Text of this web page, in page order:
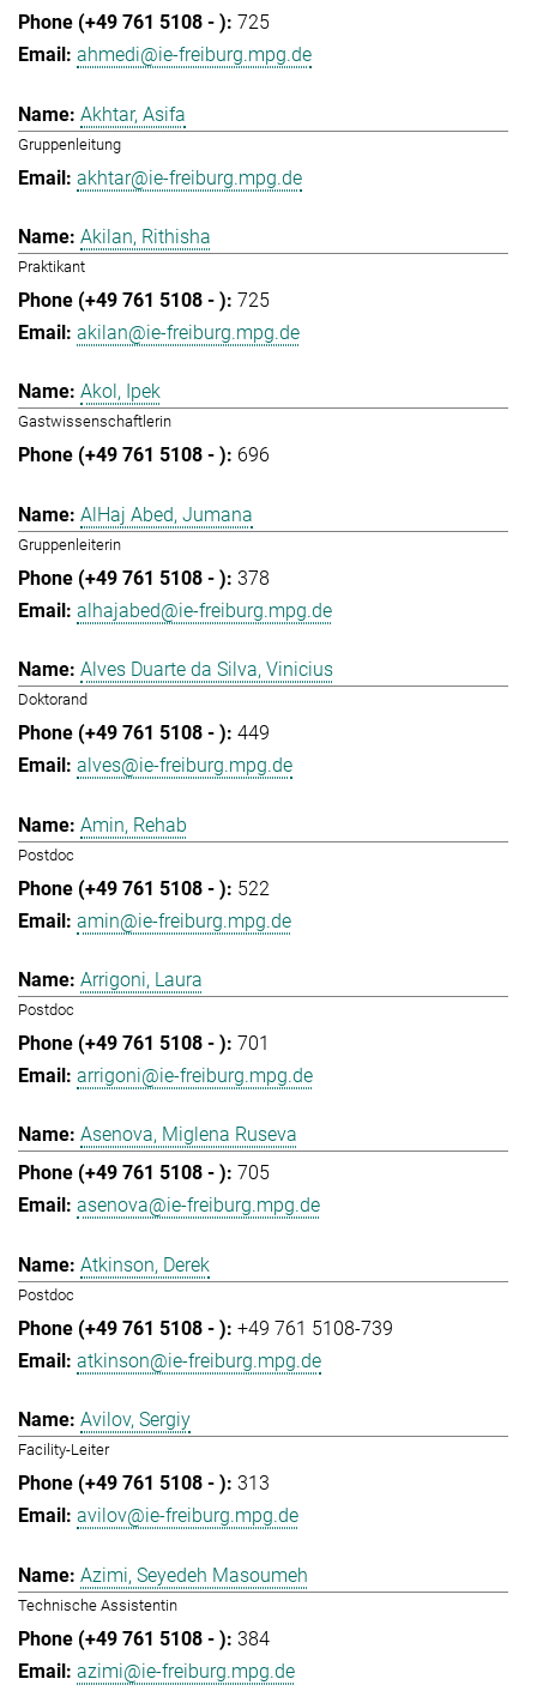
725
ahmedi@ie-freiburg.mpg.de
Akhtar, Asifa
Gruppenleitung
akhtar@ie-freiburg.mpg.de
Akilan, Rithisha
Praktikant
725
akilan@ie-freiburg.mpg.de
Akol, Ipek
Gastwissenschaftlerin
696
AlHaj Abed, Jumana
Gruppenleiterin
378
alhajabed@ie-freiburg.mpg.de
Alves Duarte da Silva, Vinicius
Doktorand
449
alves@ie-freiburg.mpg.de
Amin, Rehab
Postdoc
522
amin@ie-freiburg.mpg.de
Arrigoni, Laura
Postdoc
701
arrigoni@ie-freiburg.mpg.de
Asenova, Miglena Ruseva
705
asenova@ie-freiburg.mpg.de
Atkinson, Derek
Postdoc
+49 761 5108-739
atkinson@ie-freiburg.mpg.de
Avilov, Sergiy
Facility-Leiter
313
avilov@ie-freiburg.mpg.de
Azimi, Seyedeh Masoumeh
Technische Assistentin
384
azimi@ie-freiburg.mpg.de